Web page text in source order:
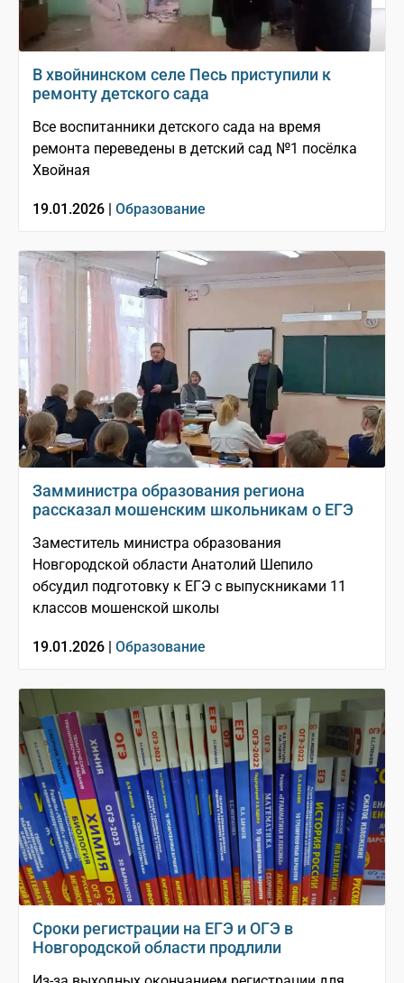
В хвойнинском селе Песь приступили к
ремонту детского сада
Все воспитанники детского сада на время
ремонта переведены в детский сад №1 посёлка
Хвойная
19.01.2026 | Образование
Замминистра образования региона
рассказал мошенским школьникам о ЕГЭ
Заместитель министра образования
Новгородской области Анатолий Шепило
обсудил подготовку к ЕГЭ с выпускниками 11
классов мошенской школы
19.01.2026 | Образование
Сроки регистрации на ЕГЭ и ОГЭ в
Новгородской области продлили